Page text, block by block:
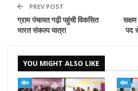
PREV POST
ग्राम पंचायत गढ़ी पहुंची विकसित
भारत संकल्प यात्रा
पद
YOU MIGHT ALSO LIKE
खेल खेल